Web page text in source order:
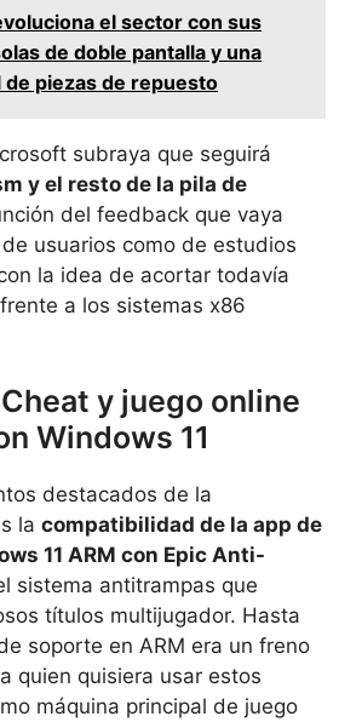
el sector con sus
de doble pantalla y una
piezas de repuesto
subraya que seguirá
y el resto de la pila de
del feedback que vaya
usuarios como de estudios
la idea de acortar todavía
a los sistemas x86
y juego online
Windows 11
destacados de la
la compatibilidad de la app de
11 ARM con Epic Anti-
sistema antitrampas que
títulos multijugador. Hasta
soporte en ARM era un freno
quien quisiera usar estos
máquina principal de juego